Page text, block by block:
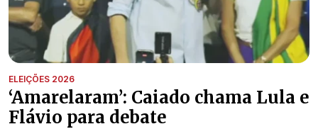
ELEIÇÕES 2026
‘Amarelaram’: Caiado chama Lula e
Flávio para debate